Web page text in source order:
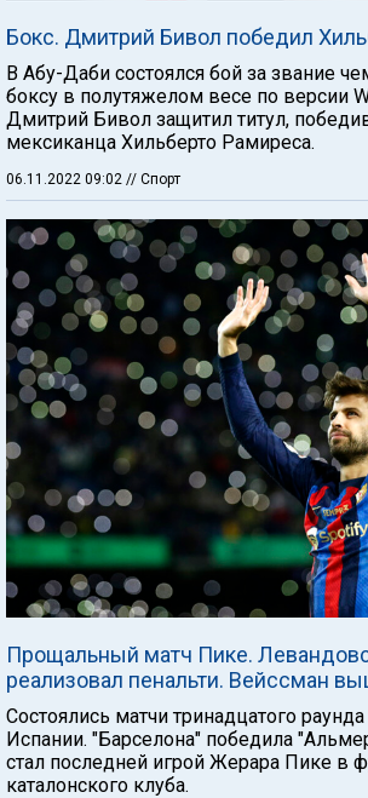
Бокс. Дмитрий Бивол победил
В Абу-Даби состоялся бой за звание
боксу в полутяжелом весе по версии
Дмитрий Бивол защитил титул,
мексиканца Хильберто Рамиреса.
06.11.2022 09:02 // Спорт
Прощальный матч Пике.
реализовал пенальти. Вейссман
Состоялись матчи тринадцатого
Испании. "Барселона" победила
стал последней игрой Жерара Пике в
каталонского клуба.